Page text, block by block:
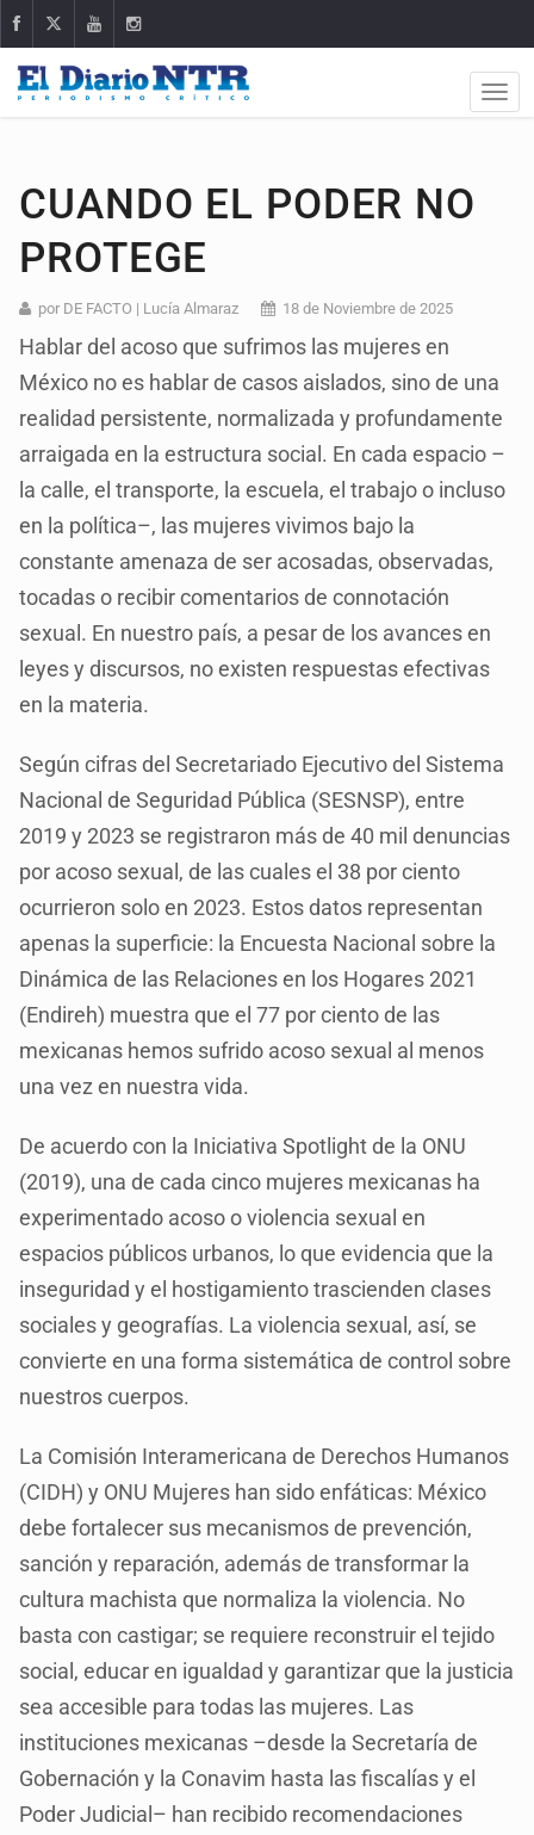
CUANDO EL PODER NO
PROTEGE
por DE FACTO | Lucía Almaraz 18 de Noviembre de 2025
Hablar del acoso que sufrimos las mujeres en
México no es hablar de casos aislados, sino de una
realidad persistente, normalizada y profundamente
arraigada en la estructura social. En cada espacio –
la calle, el transporte, la escuela, el trabajo o incluso
en la política–, las mujeres vivimos bajo la
constante amenaza de ser acosadas, observadas,
tocadas o recibir comentarios de connotación
sexual. En nuestro país, a pesar de los avances en
leyes y discursos, no existen respuestas efectivas
en la materia.
Según cifras del Secretariado Ejecutivo del Sistema
Nacional de Seguridad Pública (SESNSP), entre
2019 y 2023 se registraron más de 40 mil denuncias
por acoso sexual, de las cuales el 38 por ciento
ocurrieron solo en 2023. Estos datos representan
apenas la superficie: la Encuesta Nacional sobre la
Dinámica de las Relaciones en los Hogares 2021
(Endireh) muestra que el 77 por ciento de las
mexicanas hemos sufrido acoso sexual al menos
una vez en nuestra vida.
De acuerdo con la Iniciativa Spotlight de la ONU
(2019), una de cada cinco mujeres mexicanas ha
experimentado acoso o violencia sexual en
espacios públicos urbanos, lo que evidencia que la
inseguridad y el hostigamiento trascienden clases
sociales y geografías. La violencia sexual, así, se
convierte en una forma sistemática de control sobre
nuestros cuerpos.
La Comisión Interamericana de Derechos Humanos
(CIDH) y ONU Mujeres han sido enfáticas: México
debe fortalecer sus mecanismos de prevención,
sanción y reparación, además de transformar la
cultura machista que normaliza la violencia. No
basta con castigar; se requiere reconstruir el tejido
social, educar en igualdad y garantizar que la justicia
sea accesible para todas las mujeres. Las
instituciones mexicanas –desde la Secretaría de
Gobernación y la Conavim hasta las fiscalías y el
Poder Judicial– han recibido recomendaciones